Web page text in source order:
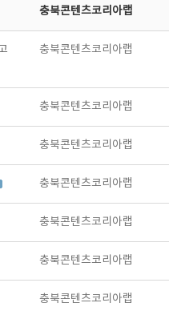
충북콘텐츠코리아랩
충북콘텐츠코리아랩
충북콘텐츠코리아랩
충북콘텐츠코리아랩
충북콘텐츠코리아랩
충북콘텐츠코리아랩
충북콘텐츠코리아랩
충북콘텐츠코리아랩